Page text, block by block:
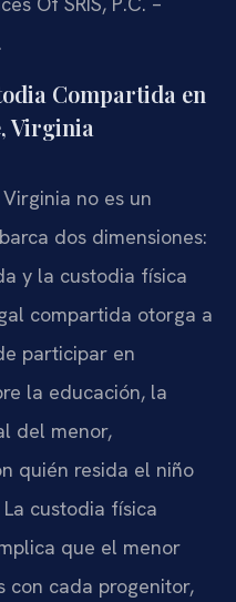
Compartida en
Virginia
no es un
dos dimensiones:
y la custodia física
compartida otorga a
participar en
la educación, la
del menor,
quién resida el niño
custodia física
que el menor
con cada progenitor,